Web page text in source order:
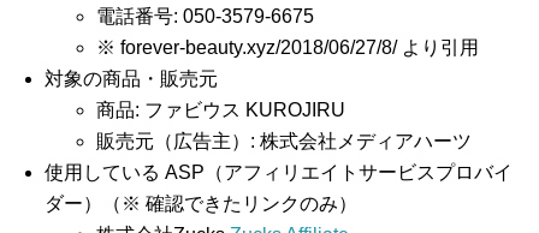
電話番号: 050-3579-6675
※ forever-beauty.xyz/2018/06/27/8/ より引用
対象の商品・販売元
商品: ファビウス KUROJIRU
販売元（広告主）: 株式会社メディアハーツ
使用している ASP（アフィリエイトサービスプロバイ
ダー）（※ 確認できたリンクのみ）